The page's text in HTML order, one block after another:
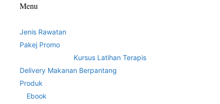
Menu
Jenis Rawatan
Pakej Promo
Kursus Latihan Terapis
Delivery Makanan Berpantang
Produk
Ebook